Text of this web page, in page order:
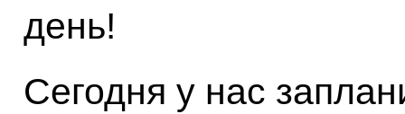
день!
Сегодня у нас